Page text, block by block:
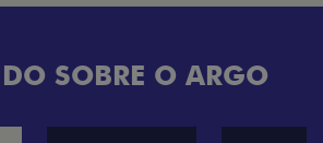
SOBRE O ARGO